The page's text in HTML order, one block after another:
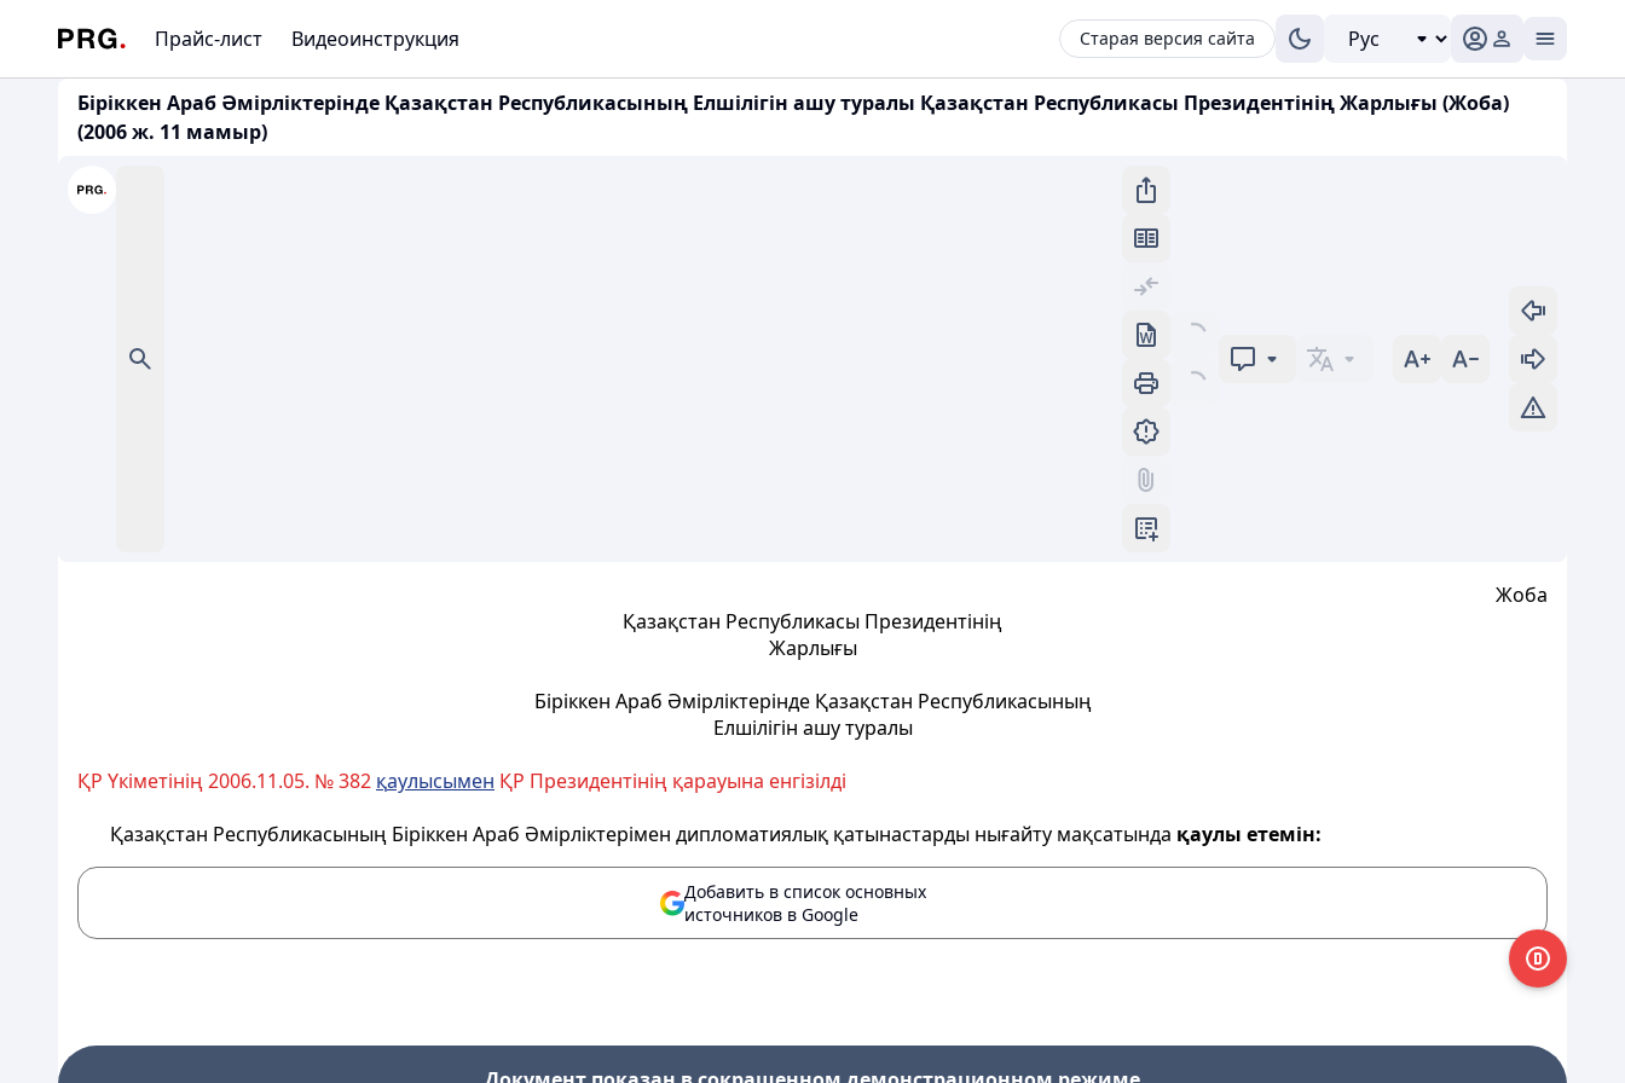
Прайс-лист Видеоинструкция Старая версия сайта
Біріккен Араб Әмірліктерінде Қазақстан Республикасының Елшілігін ашу туралы Қазақстан Республикасы Президентінің Жарлығы (Жоба)
(2006 ж. 11 мамыр)
Жоба
Қазақстан Республикасы Президентінің
Жарлығы
Біріккен Араб Әмірліктерінде Қазақстан Республикасының
Елшілігін ашу туралы
ҚР Үкіметінің 2006.11.05. № 382 қаулысымен ҚР Президентінің қарауына енгізілді
Қазақстан Республикасының Біріккен Араб Әмірліктерімен дипломатиялық қатынастарды нығайту мақсатында қаулы етемін:
Добавить в список основных
источников в Google